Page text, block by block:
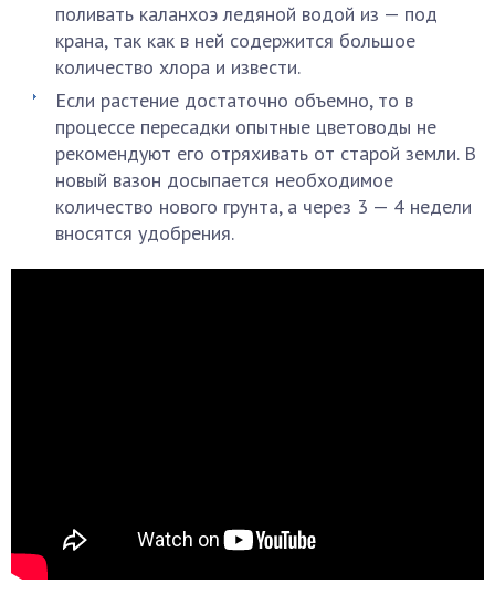
поливать каланхоэ ледяной водой из — под
крана, так как в ней содержится большое
количество хлора и извести.
Если растение достаточно объемно, то в
процессе пересадки опытные цветоводы не
рекомендуют его отряхивать от старой земли. В
новый вазон досыпается необходимое
количество нового грунта, а через 3 — 4 недели
вносятся удобрения.